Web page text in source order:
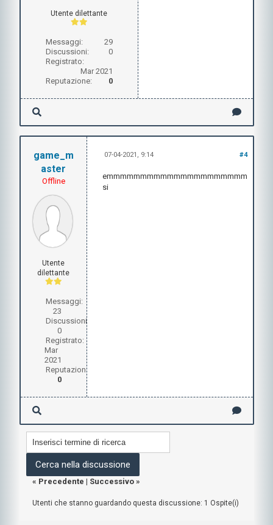
Utente dilettante
Messaggi:
29
Discussioni:
0
Registrato:
Mar 2021
Reputazione:
0
game_m
aster
Offline
Utente
dilettante
Messaggi:
23
Discussioni:
0
Registrato:
Mar
2021
Reputazione:
0
#4
07-04-2021, 9:14
emmmmmmmmmmmmmmmmmmmmm
si
« Precedente | Successivo»
Utenti che stanno guardando questa discussione: 1 Ospite(i)